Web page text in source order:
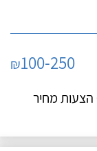
₪100-250